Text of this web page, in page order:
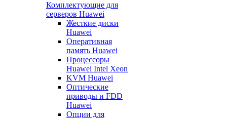
Комплектующие для
серверов Huawei
Жесткие диски
Huawei
Оперативная
память Huawei
Процессоры
Huawei Intel Xeon
KVM Huawei
Оптические
приводы и FDD
Huawei
Опции для